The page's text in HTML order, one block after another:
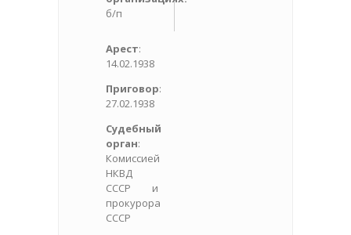
б/п
Арест:
14.02.1938
Приговор:
27.02.1938
Судебный
орган:
Комиссией
НКВД
СССР и
прокурора
СССР